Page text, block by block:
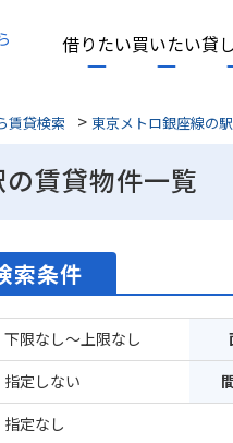
借りたい買いたい貸
賃貸検索 > 東京メトロ銀座線の
賃貸物件一覧
索条件
下限なし～上限なし
指定しない
指定なし